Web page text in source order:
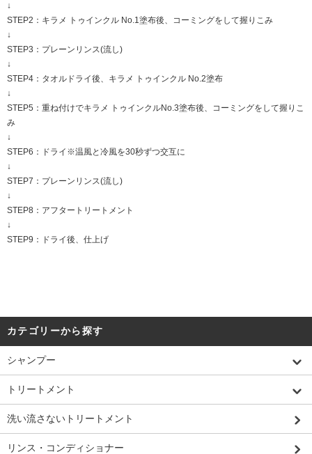
↓
STEP2：キラメ トゥインクル No.1塗布後、コーミングをして握りこみ
↓
STEP3：プレーンリンス(流し)
↓
STEP4：タオルドライ後、キラメ トゥインクル No.2塗布
↓
STEP5：重ね付けでキラメ トゥインクルNo.3塗布後、コーミングをして握りこ
み
↓
STEP6：ドライ※温風と冷風を30秒ずつ交互に
↓
STEP7：プレーンリンス(流し)
↓
STEP8：アフタートリートメント
↓
STEP9：ドライ後、仕上げ
カテゴリーから探す
シャンプー
トリートメント
洗い流さないトリートメント
リンス・コンディショナー